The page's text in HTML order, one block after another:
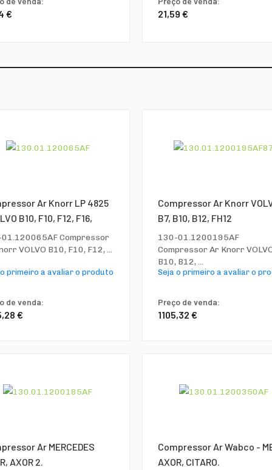
€ 21,59 €
Ar Knorr LP 4825
B10, F10, F12, F16,
Compressor
VOLVO B10, F10, F12, ...
primeiro a avaliar o produto
de venda:
€
Compressor Ar Knorr
B7, B10, B12, FH12
130-01.1200195AF
Compressor Ar Knorr
B10, B12, ...
Seja o primeiro a avaliar o
Preço de venda:
1105,32 €
Ar MERCEDES
AXOR 2.
Compressor Ar Wabco -
AXOR, CITARO.